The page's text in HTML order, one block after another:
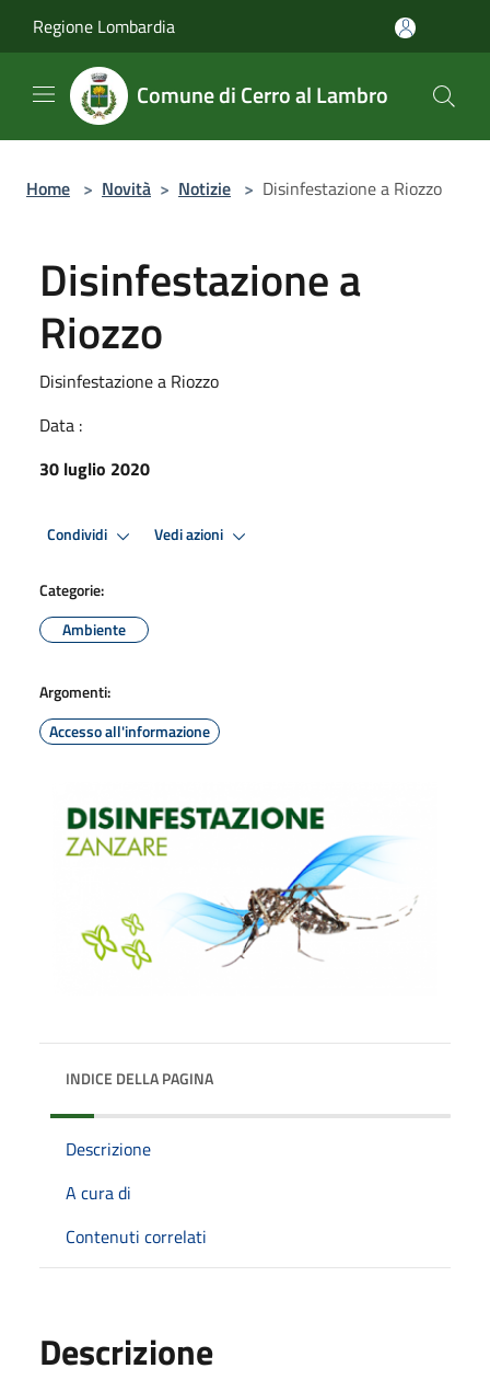
Regione Lombardia
Comune di Cerro al Lambro
Home > Novità > Notizie > Disinfestazione a Riozzo
Disinfestazione a
Riozzo
Disinfestazione a Riozzo
Data :
30 luglio 2020
Condividi Vedi azioni
Categorie:
Ambiente
Argomenti:
Accesso all'informazione
INDICE DELLA PAGINA
Descrizione
A cura di
Contenuti correlati
Descrizione